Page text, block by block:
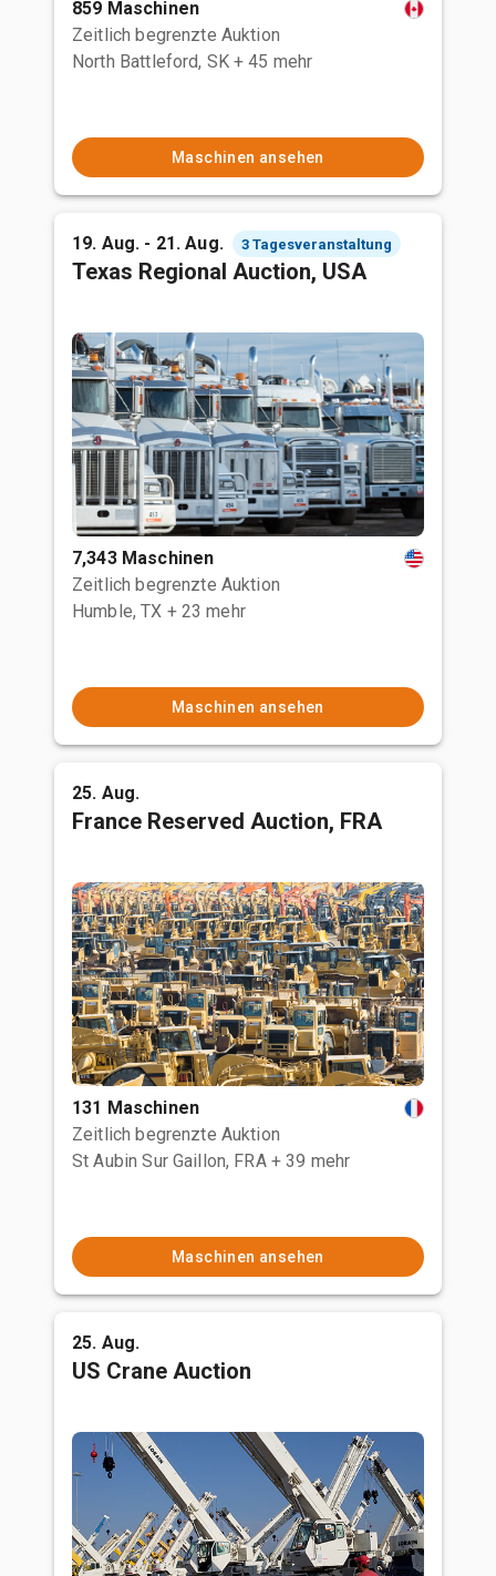
859 Maschinen
Zeitlich begrenzte Auktion
North Battleford, SK + 45 mehr
Maschinen ansehen
19. Aug. - 21. Aug. 3 Tagesveranstaltung
Texas Regional Auction, USA
7,343 Maschinen
Zeitlich begrenzte Auktion
Humble, TX + 23 mehr
Maschinen ansehen
25. Aug.
France Reserved Auction, FRA
131 Maschinen
Zeitlich begrenzte Auktion
St Aubin Sur Gaillon, FRA + 39 mehr
Maschinen ansehen
25. Aug.
US Crane Auction